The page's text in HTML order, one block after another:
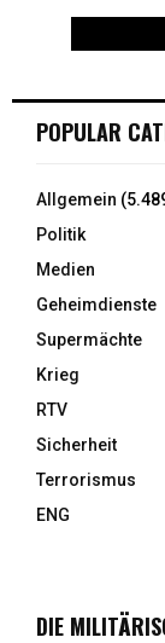
POPULAR
Allgemein
Politik
Medien
Geheimdienste
Supermächte
Krieg
RTV
Sicherheit
Terrorismus
ENG
DIE